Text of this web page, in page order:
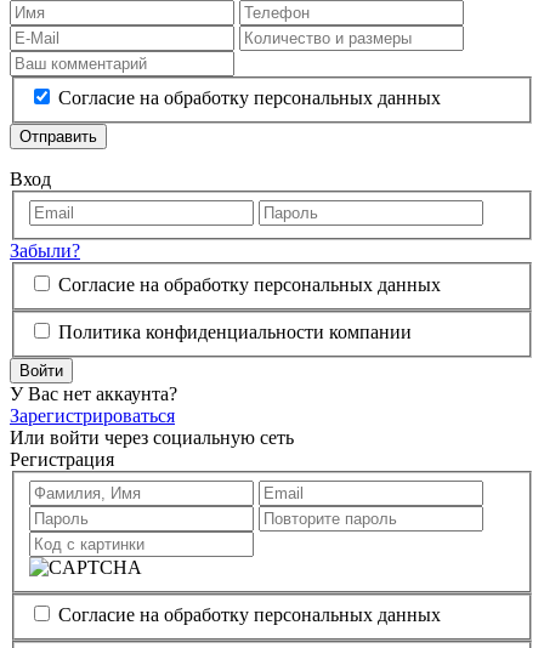
Согласие на обработку персональных данных
Отправить
Вход
Забыли?
Согласие на обработку персональных данных
Политика конфиденциальности компании
Войти
У Вас нет аккаунта?
Зарегистрироваться
Или войти через социальную сеть
Регистрация
Согласие на обработку персональных данных